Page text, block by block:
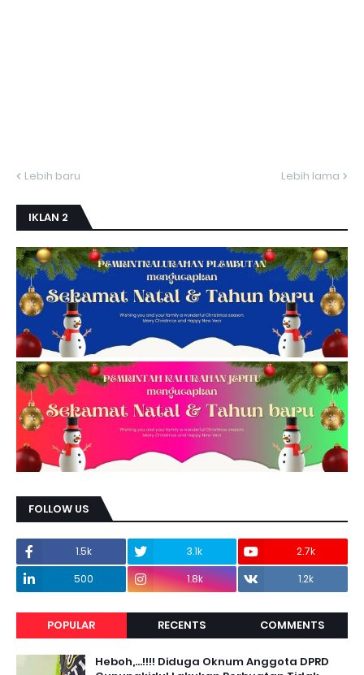
Lebih baru Lebih lama
IKLAN 2
FOLLOW US
1.5k 3.1k
2.7k
500
1.8k 1.2k
POPULAR RECENTS COMMENTS
Heboh,...!!!! Diduga Oknum Anggota DPRD